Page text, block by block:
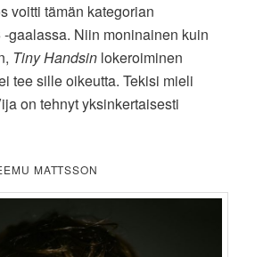
voitti tämän kategorian
gaalassa. Niin moninainen kuin
Tiny Handsin lokeroiminen
tee sille oikeutta. Tekisi mieli
on tehnyt yksinkertaisesti
MATTSSON